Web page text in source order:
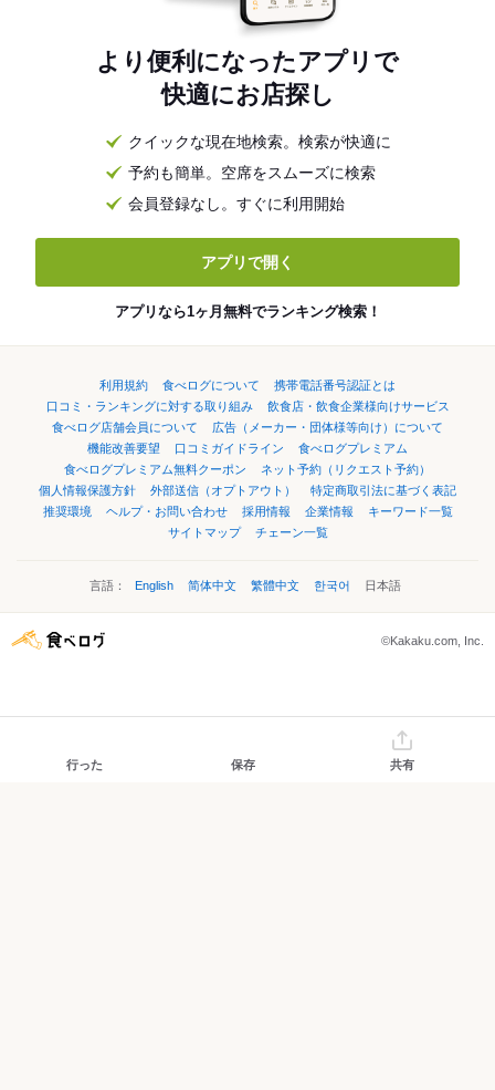
より便利になったアプリで
快適にお店探し
クイックな現在地検索。検索が快適に
予約も簡単。空席をスムーズに検索
会員登録なし。すぐに利用開始
アプリで開く
アプリなら1ヶ月無料でランキング検索！
利用規約 食べログについて
携帯電話番号認証とは
口コミ・ランキングに対する取り組み
飲食店・飲食企業様向けサービス
食べログ店舗会員について
広告（メーカー・団体様等向け）について
機能改善要望
口コミガイドライン
食べログプレミアム
食べログプレミアム無料クーポン
ネット予約（リクエスト予約）
個人情報保護方針
外部送信（オプトアウト）
特定商取引法に基づく表記
推奨環境
ヘルプ・お問い合わせ 採用情報 企業情報
キーワード一覧
サイトマップ
チェーン一覧
言語： English 简体中文 繁體中文 한국어 日本語
©Kakaku.com, Inc.
行った 保存 共有